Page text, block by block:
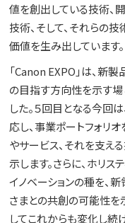
値を創出している技術、
技術、そして、それらの
価値を生み出しています。
「Canon EXPO」は、新
の目指す方向性を示す場
した。５回目となる今回
応し、事業ポートフォリ
やサービス、それを支え
示します。さらに、ホリ
イノベーションの種を、
さまとの共創の可能性を
してこれからも変化し続